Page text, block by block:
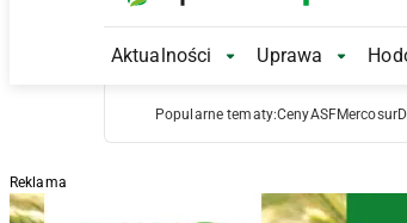
Aktualności Aktualności
Uprawa
Popularne tematy:CenyASFMercosur
Reklama